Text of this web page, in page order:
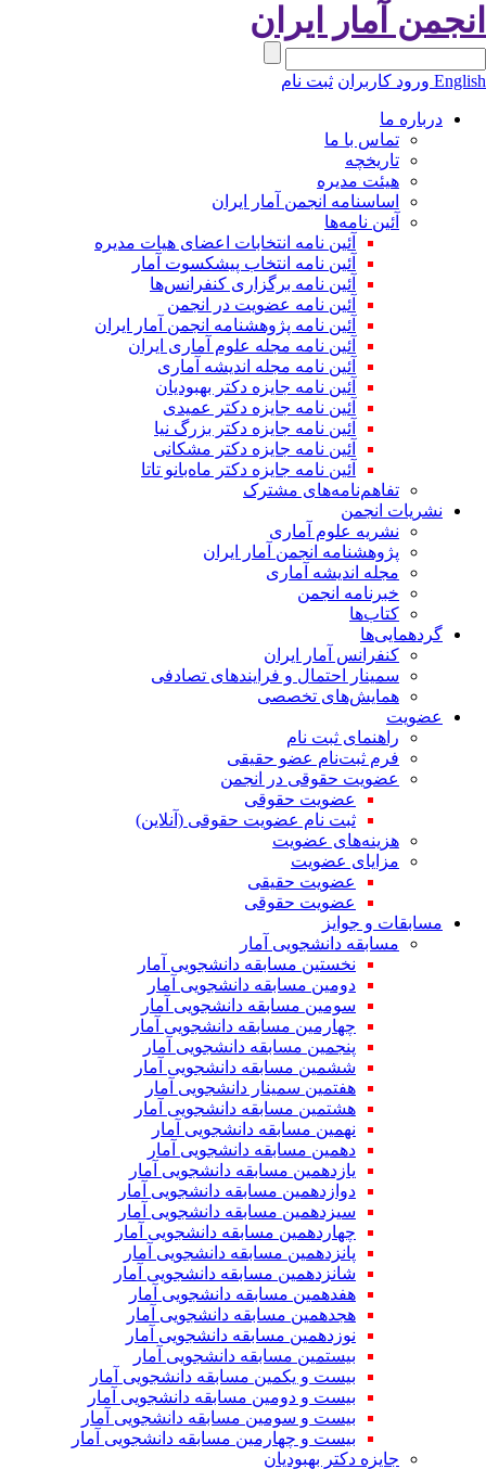
آمار ایران
ورود کاربران ثبت نام
درباره ما
تماس با ما
تاریخچه
هیئت مدیره
اساسنامه انجمن آمار ایران
آئین نامه‌ها
آئین نامه انتخابات اعضای هیات مدیره
آئین نامه انتخاب پیشکسوت آمار
آئین نامه برگزاری کنفرانس‌ها
آئین نامه عضویت در انجمن
آئین نامه پژوهشنامه انجمن آمار ایران
آئین نامه مجله علوم آماری ایران
آئین نامه مجله اندیشه آماری
آئین‌ نامه جایزه دکتر بهبودیان
آئین نامه جایزه دکتر عمیدی
آئین نامه جایزه دکتر بزرگ نیا
آئین نامه جایزه دکتر مشکانی
آئین نامه جایزه دکتر ماه‌بانو تاتا
تفاهم‌نامه‌های مشترک
نشریات انجمن
نشریه علوم آماری
پژوهشنامه انجمن آمار ایران
مجله اندیشه آماری
خبرنامه انجمن
کتاب‌ها
گردهمایی‌ها
کنفرانس آمار ایران
سمینار احتمال و فرایندهای تصادفی
همایش‌های تخصصی
عضویت
راهنمای ثبت نام
فرم ثبت‌نام عضو حقیقی
عضویت حقوقی در انجمن
عضویت حقوقی
ثبت نام عضویت حقوقی (آنلاین)
هزینه‌های عضویت
مزایای عضویت
عضویت حقیقی
عضویت حقوقی
مسابقات و جوایز
مسابقه دانشجویی آمار
نخستین مسابقه دانشجویی آمار
دومین مسابقه دانشجویی آمار
سومین مسابقه دانشجویی آمار
چهارمین مسابقه دانشجویی آمار
پنجمین مسابقه دانشجویی آمار
ششمین مسابقه دانشجویی آمار
هفتمین سمینار دانشجویی آمار
هشتمین مسابقه دانشجویی آمار
نهمین مسابقه دانشجویی آمار
دهمین مسابقه دانشجویی آمار
یازدهمین مسابقه دانشجویی آمار
دوازدهمین مسابقه دانشجویی آمار
سیزدهمین مسابقه دانشجویی آمار
چهاردهمین مسابقه دانشجویی آمار
پانزدهمین مسابقه دانشجویی آمار
شانزدهمین مسابقه دانشجویی آمار
هفدهمین مسابقه دانشجویی آمار
هجدهمین مسابقه دانشجویی آمار
نوزدهمین مسابقه دانشجویی آمار
بیستمین مسابقه دانشجویی آمار
بیست و یکمین مسابقه دانشجویی آمار
بیست و دومین مسابقه دانشجویی آمار
بیست و سومین مسابقه دانشجویی آمار
بیست و چهارمین مسابقه دانشجویی آمار
جایزه دکتر بهبودیان